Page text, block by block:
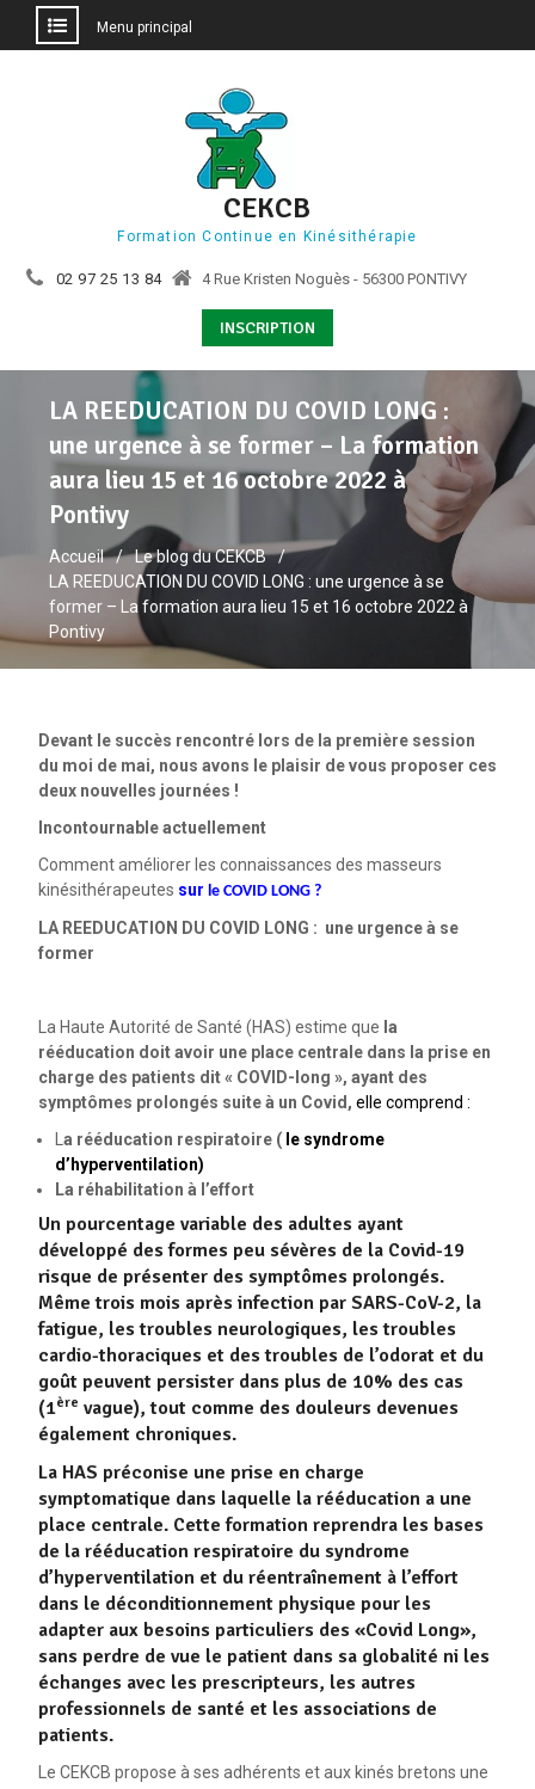
Menu principal
CEKCB
Formation Continue en Kinésithérapie
02 97 25 13 84 4 Rue Kristen Noguès - 56300 PONTIVY
INSCRIPTION
LA REEDUCATION DU COVID LONG :
une urgence à se former – La formation
aura lieu 15 et 16 octobre 2022 à
Pontivy
Accueil
Le blog du CEKCB
LA REEDUCATION DU COVID LONG : une urgence à se
former – La formation aura lieu 15 et 16 octobre 2022 à
Pontivy
Devant le succès rencontré lors de la première session
du moi de mai, nous avons le plaisir de vous proposer ces
deux nouvelles journées !
Incontournable actuellement
Comment améliorer les connaissances des masseurs
kinésithérapeutes sur le COVID LONG ?
LA REEDUCATION DU COVID LONG : une urgence à se
former
La Haute Autorité de Santé (HAS) estime que la
rééducation doit avoir une place centrale dans la prise en
charge des patients dit « COVID-long », ayant des
symptômes prolongés suite à un Covid, elle comprend :
a rééducation respiratoire (le syndrome
d’hyperventilation)
La réhabilitation à l’effort
Un pourcentage variable des adultes ayant
développé des formes peu sévères de la Covid-19
risque de présenter des symptômes prolongés.
Même trois mois après infection par SARS-CoV-2, la
fatigue, les troubles neurologiques, les troubles
cardio-thoraciques et des troubles de l’odorat et du
goût peuvent persister dans plus de 10% des cas
(1ère vague), tout comme des douleurs devenues
également chroniques.
La HAS préconise une prise en charge
symptomatique dans laquelle la rééducation a une
place centrale. Cette formation reprendra les bases
de la rééducation respiratoire du syndrome
d’hyperventilation et du réentraînement à l’effort
dans le déconditionnement physique pour les
adapter aux besoins particuliers des «Covid Long»,
sans perdre de vue le patient dans sa globalité ni les
échanges avec les prescripteurs, les autres
professionnels de santé et les associations de
patients.
Le CEKCB propose à ses adhérents et aux kinés bretons une